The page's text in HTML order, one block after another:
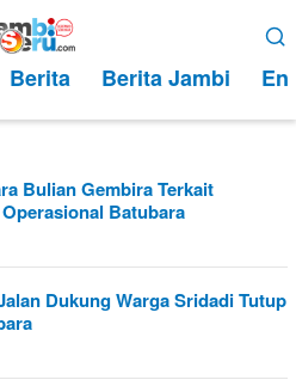
Berita Berita Jambi
Bulian Gembira Terkait
Batubara
Dukung Warga Sridadi Tutup